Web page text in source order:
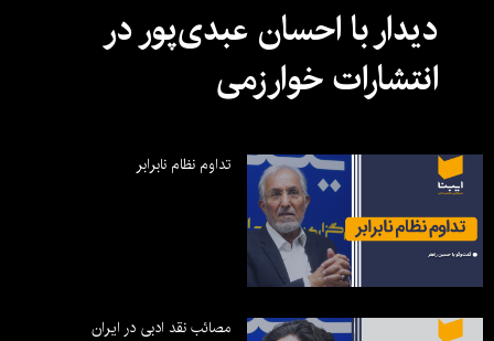
دیدار با احسان عبدی‌پور در
انتشارات خوارزمی
تداوم نظام نابرابر
مصائب نقد ادبی در ایران